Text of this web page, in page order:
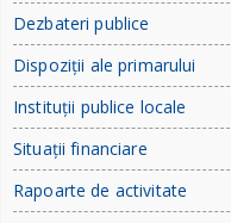
Dezbateri publice
Dispoziții ale primarului
Instituții publice locale
Situații financiare
Rapoarte de activitate